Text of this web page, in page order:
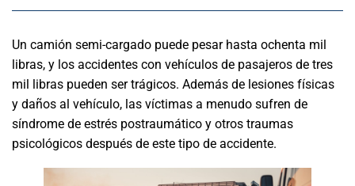
Un camión semi-cargado puede pesar hasta ochenta mil
libras, y los accidentes con vehículos de pasajeros de tres
mil libras pueden ser trágicos. Además de lesiones físicas
y daños al vehículo, las víctimas a menudo sufren de
síndrome de estrés postraumático y otros traumas
psicológicos después de este tipo de accidente.